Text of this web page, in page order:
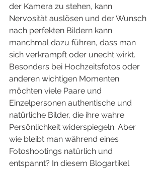
der Kamera zu stehen, kann
Nervosität auslösen und der Wunsch
nach perfekten Bildern kann
manchmal dazu führen, dass man
sich verkrampft oder unecht wirkt.
Besonders bei Hochzeitsfotos oder
anderen wichtigen Momenten
möchten viele Paare und
Einzelpersonen authentische und
natürliche Bilder, die ihre wahre
Persönlichkeit widerspiegeln. Aber
wie bleibt man während eines
Fotoshootings natürlich und
entspannt? In diesem Blogartikel